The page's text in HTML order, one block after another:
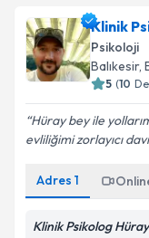
kapsamda
Uzm. Psk.
oluşturun. Size
takvim
Kişisel
Metni'ni
Klinik
Psikoloji
Balıkesir,
5 (10
Hüray bey ile
evliliğimi zorlayıcı
Adres 1
Klinik Psikolog